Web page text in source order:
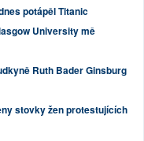
potápěl Titanic
University mě
Ruth Bader Ginsburg
stovky žen protestujících